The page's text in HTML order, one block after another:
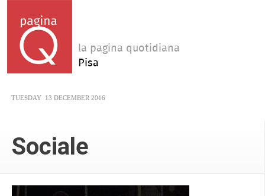
la pagina quotidiana
Pisa
TUESDAY 13 DECEMBER 2016
Sociale